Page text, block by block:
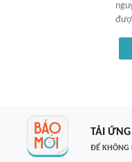
TẢI
ĐỂ KHÔNG